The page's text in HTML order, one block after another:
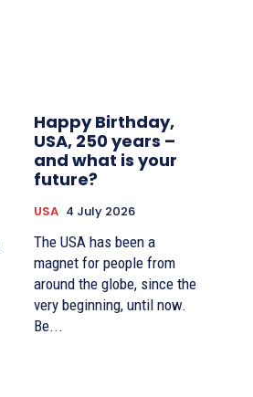
Happy Birthday,
USA, 250 years –
and what is your
future?
USA 4 July 2026
The USA has been a
magnet for people from
around the globe, since the
very beginning, until now.
Be...